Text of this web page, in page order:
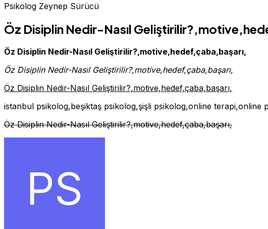
Psikolog Zeynep Sürücü
Öz Disiplin Nedir-Nasıl
Öz Disiplin Nedir-Nasıl Geliştirilir?,motive,hedef,çaba,başarı,
Öz Disiplin Nedir-Nasıl Geliştirilir?,motive,hedef,çaba,başarı,
Öz Disiplin Nedir-Nasıl Geliştirilir?,motive,hedef,çaba,başarı,
istanbul psikolog,beşiktaş psikolog,şişli psikolog,online
Öz Disiplin Nedir-Nasıl Geliştirilir?,motive,hedef,çaba,başarı,